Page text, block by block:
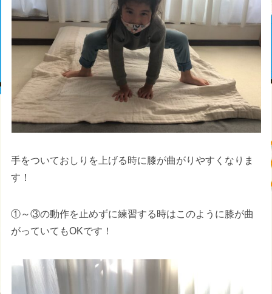
手をついておしりを上げる時に膝が曲がりやすくなりま
す！
①～③の動作を止めずに練習する時はこのように膝が曲
がっていてもOKです！